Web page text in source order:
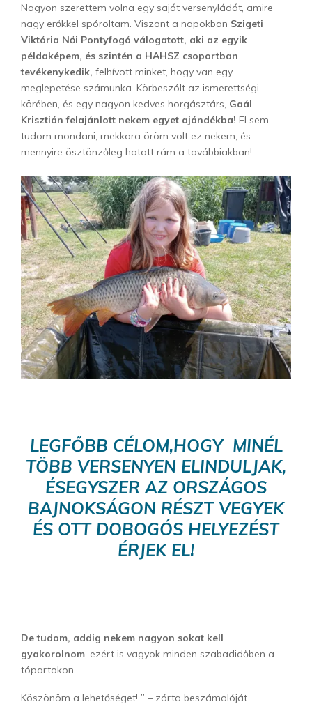
Nagyon szerettem volna egy saját versenyládát, amire
nagy erőkkel spóroltam. Viszont a napokban Szigeti
Viktória Női Pontyfogó válogatott, aki az egyik
példaképem, és szintén a HAHSZ csoportban
tevékenykedik, felhívott minket, hogy van egy
meglepetése számunka. Körbeszólt az ismerettségi
körében, és egy nagyon kedves horgásztárs, Gaál
Krisztián felajánlott nekem egyet ajándékba! El sem
tudom mondani, mekkora öröm volt ez nekem, és
mennyire ösztönzőleg hatott rám a továbbiakban!
LEGFŐBB CÉLOM,HOGY MINÉL
TÖBB VERSENYEN ELINDULJAK,
ÉSEGYSZER AZ ORSZÁGOS
BAJNOKSÁGON RÉSZT VEGYEK
ÉS OTT DOBOGÓS HELYEZÉST
ÉRJEK EL!
De tudom, addig nekem nagyon sokat kell
gyakorolnom, ezért is vagyok minden szabadidőben a
tópartokon.
Köszönöm a lehetőséget! ” – zárta beszámolóját.